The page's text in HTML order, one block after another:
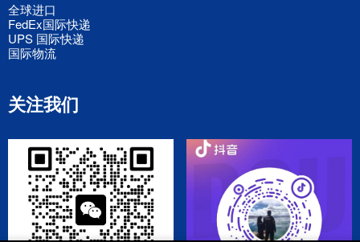
全球进口
FedEx国际快递
UPS 国际快递
国际物流
关注我们